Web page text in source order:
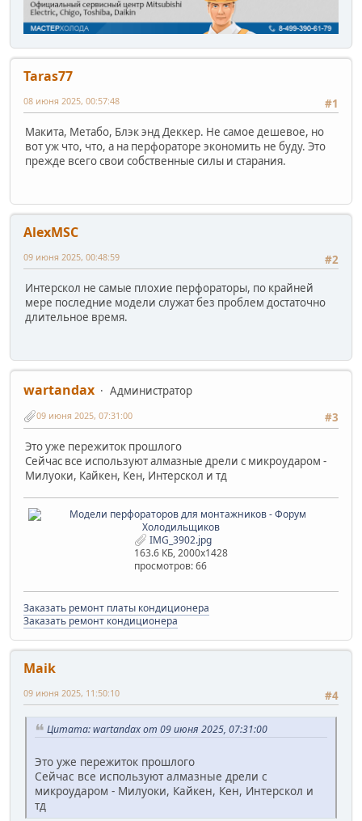
Taras77
#1
08 июня 2025, 00:57:48
Макита, Метабо, Блэк энд Деккер. Не самое дешевое, но
вот уж что, что, а на перфораторе экономить не буду. Это
прежде всего свои собственные силы и старания.
AlexMSC
#2
09 июня 2025, 00:48:59
Интерскол не самые плохие перфораторы, по крайней
мере последние модели служат без проблем достаточно
длительное время.
wartandax
Администратор
#3
09 июня 2025, 07:31:00
Это уже пережиток прошлого
Сейчас все используют алмазные дрели с микроударом -
Милуоки, Кайкен, Кен, Интерскол и тд
IMG_3902.jpg
163.6 КБ, 2000x1428
просмотров: 66
Заказать ремонт платы кондиционера
Заказать ремонт кондиционера
Maik
#4
09 июня 2025, 11:50:10
Цитата: wartandax от 09 июня 2025, 07:31:00
Это уже пережиток прошлого
Сейчас все используют алмазные дрели с
микроударом - Милуоки, Кайкен, Кен, Интерскол и
тд